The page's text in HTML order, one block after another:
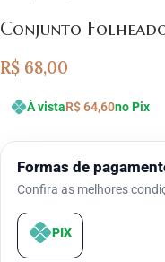
Conjunto
R$ 68,00
À vistaR$64,60no Pix
Formas de
Confira as melhores
PIX